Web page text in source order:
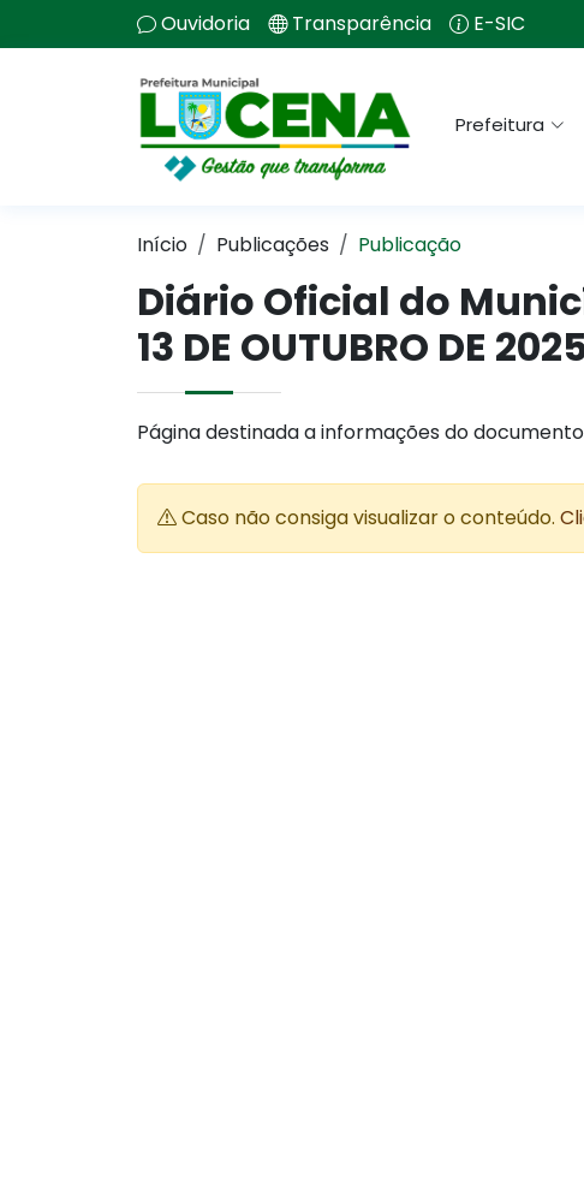
Ouvidoria Transparência E-SIC
Prefeitura
Início Publicações Publicação
Diário Oficial do
13 DE OUTUBRO DE
Página destinada a informações do
Caso não consiga visualizar o conteúdo.